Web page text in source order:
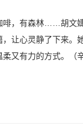
啡，有森林……胡文
，让心灵静了下来
又有力的方式。（